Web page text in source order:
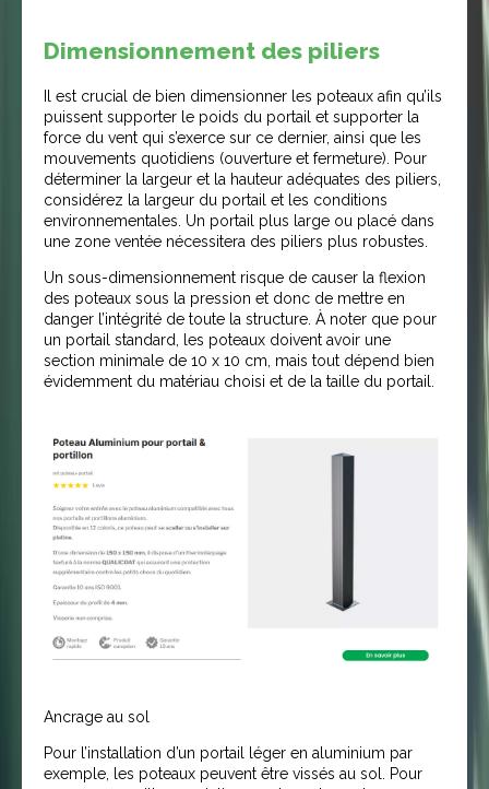
Dimensionnement des piliers
Il est crucial de bien dimensionner les poteaux afin qu’ils
puissent supporter le poids du portail et supporter la
force du vent qui s’exerce sur ce dernier, ainsi que les
mouvements quotidiens (ouverture et fermeture). Pour
déterminer la largeur et la hauteur adéquates des piliers,
considérez la largeur du portail et les conditions
environnementales. Un portail plus large ou placé dans
une zone ventée nécessitera des piliers plus robustes.
Un sous-dimensionnement risque de causer la flexion
des poteaux sous la pression et donc de mettre en
danger l’intégrité de toute la structure. À noter que pour
un portail standard, les poteaux doivent avoir une
section minimale de 10 x 10 cm, mais tout dépend bien
évidemment du matériau choisi et de la taille du portail.
Ancrage au sol
Pour l’installation d’un portail léger en aluminium par
exemple, les poteaux peuvent être vissés au sol. Pour